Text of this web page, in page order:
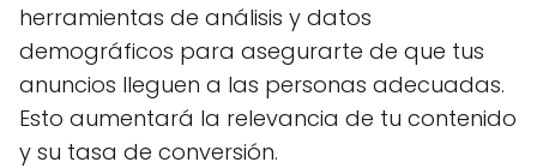
herramientas de análisis y datos
demográficos para asegurarte de que tus
anuncios lleguen a las personas adecuadas.
Esto aumentará la relevancia de tu contenido
y su tasa de conversión.